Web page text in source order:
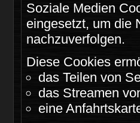
Soziale Medien
eingesetzt, um die
nachzuverfolgen.
Diese Cookies
das Teilen von
das Streamen
eine